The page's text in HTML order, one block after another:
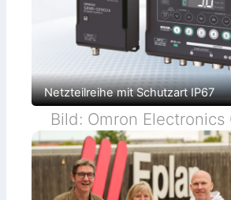
Netzteilreihe mit Schutzart IP67
Bild: Omron Electronics